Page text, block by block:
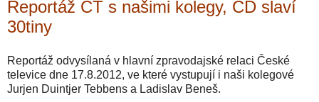
Reportáž ČT s našimi kolegy, CD slaví
30tiny
Reportáž odvysílaná v hlavní zpravodajské relaci České
televice dne 17.8.2012, ve které vystupují i naši kolegové
Jurjen Duintjer Tebbens a Ladislav Beneš.